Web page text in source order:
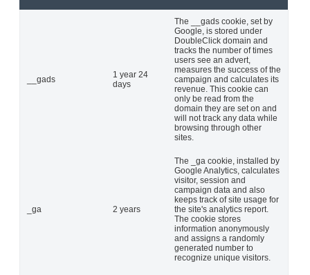
__gads
1 year 24
days
The __gads cookie, set by
Google, is stored under
DoubleClick domain and
tracks the number of times
users see an advert,
measures the success of the
campaign and calculates its
revenue. This cookie can
only be read from the
domain they are set on and
will not track any data while
browsing through other
sites.
_ga 2 years
The _ga cookie, installed by
Google Analytics, calculates
visitor, session and
campaign data and also
keeps track of site usage for
the site's analytics report.
The cookie stores
information anonymously
and assigns a randomly
generated number to
recognize unique visitors.